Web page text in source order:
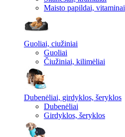
Maisto papildai, vitaminai
Guoliai, ciužiniai
Guoliai
Čiužiniai, kilimėliai
Dubenėliai, girdyklos, šeryklos
Dubenėliai
Girdyklos, šeryklos